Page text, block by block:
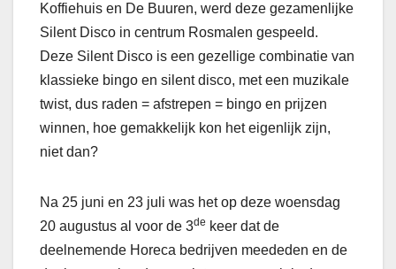
Koffiehuis en De Buuren, werd deze gezamenlijke
Silent Disco in centrum Rosmalen gespeeld.
Deze Silent Disco is een gezellige combinatie van
klassieke bingo en silent disco, met een muzikale
twist, dus raden = afstrepen = bingo en prijzen
winnen, hoe gemakkelijk kon het eigenlijk zijn,
niet dan?
Na 25 juni en 23 juli was het op deze woensdag
20 augustus al voor de 3de keer dat de
deelnemende Horeca bedrijven meededen en de